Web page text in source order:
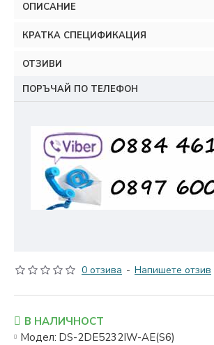
ОПИСАНИЕ
КРАТКА СПЕЦИФИКАЦИЯ
ОТЗИВИ
ПОРЪЧАЙ ПО ТЕЛЕФОН
0 отзива - Напишете отзив
В НАЛИЧНОСТ
Модел: DS-2DE5232IW-AE(S6)